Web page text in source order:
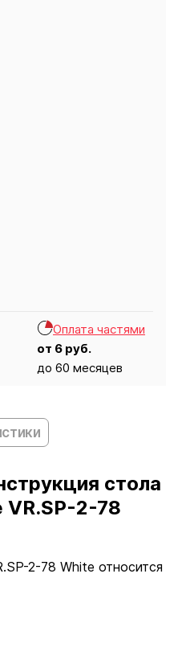
Оплата частями
от 6 руб.
до 60 месяцев
стола
VR.SP-2-78
2-78 White относится